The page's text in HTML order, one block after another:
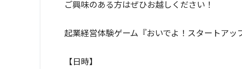
ご興味のある方はぜひお越しください！
起業経営体験ゲーム『おいでよ！スタートアッ
【日時】